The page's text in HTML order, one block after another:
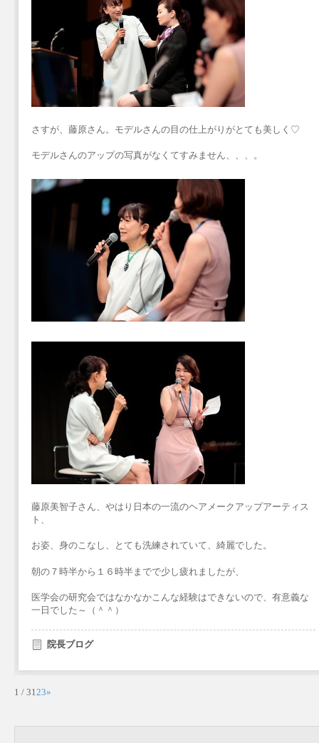
さすが、藤原さん。モデルさんの目の仕上がりがとても美しく♡
モデルさんのアップの写真がなくてすみません、、、。
藤原美智子さん、やはり日本の一流のヘアメークアップアーティス
ト、
お姿、身のこなし、とても洗練されていて、綺麗でした。
朝の７時半から１６時半までで少し疲れましたが、
医学会の研究会ではなかなかこんな経験はできないので、有意義な
一日でした～（＾＾）
院長ブログ
1 / 31 23»